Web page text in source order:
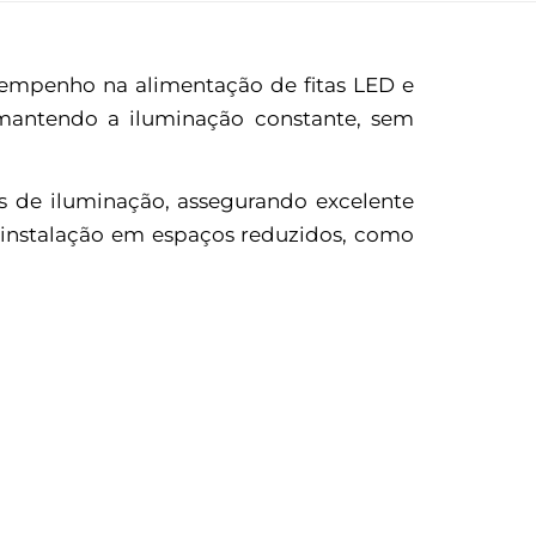
na alimentação de fitas LED e
a iluminação constante, sem
iluminação, assegurando excelente
em espaços reduzidos, como